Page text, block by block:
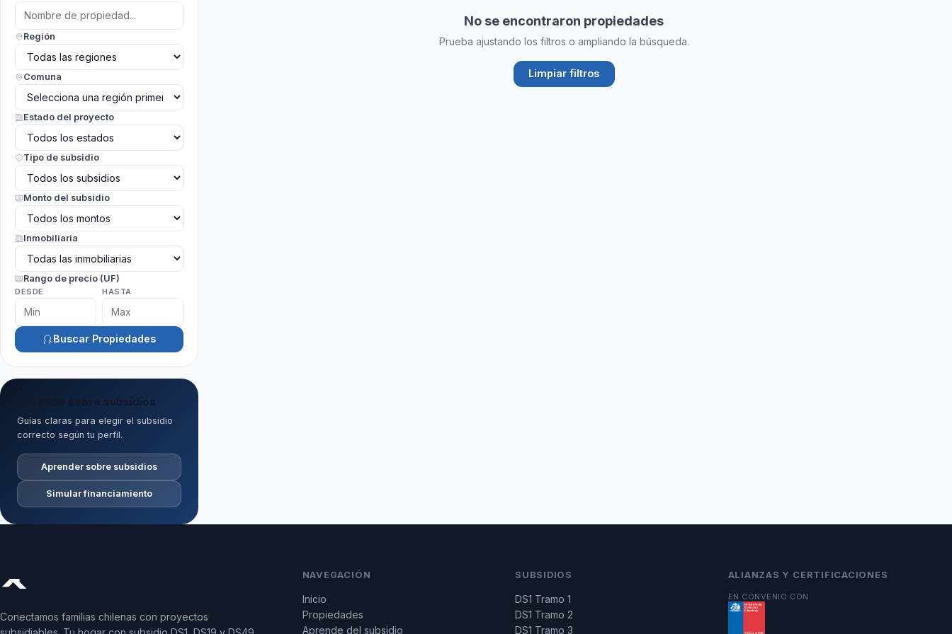
Región
Comuna
Estado del proyecto
Tipo de subsidio
Monto del subsidio
Inmobiliaria
Rango de precio (UF)
DESDE HASTA
Buscar Propiedades
Aprende sobre subsidios
Guías claras para elegir el subsidio
correcto según tu perfil.
Aprender sobre subsidios
Simular financiamiento
No se encontraron propiedades
Prueba ajustando los filtros o ampliando la búsqueda.
Limpiar filtros
Conectamos familias chilenas con proyectos
NAVEGACIÓN
Inicio
Propiedades
Aprende del subsidio
SUBSIDIOS
DS1 Tramo 1
DS1 Tramo 2
DS1 Tramo 3
ALIANZAS Y CERTIFICACIONES
EN CONVENIO CON